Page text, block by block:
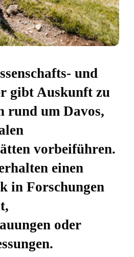
und
gibt Auskunft zu
rund um Davos,
vorbeiführen.
einen
in Forschungen
oder